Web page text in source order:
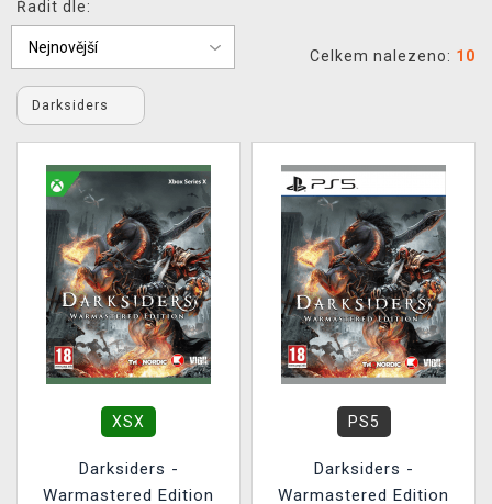
DOPRAVA
XZONE KLUB
TCG & BOARDGAME HUB
VÝKUP HER (BAZAR)
Řadit dle:
Celkem nalezeno: 10
Darksiders
XSX
Darksiders -
Warmastered Edition
PS5
Darksiders -
Warmastered Edition